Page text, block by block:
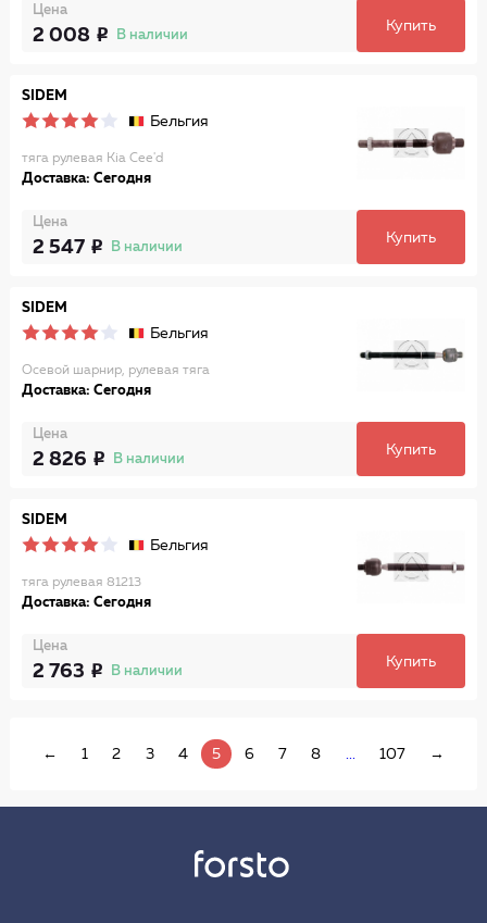
Цена
2 008 В наличии
Купить
SIDEM
Бельгия
тяга рулевая Kia Cee'd
Доставка: Сегодня
Цена
2 547 В наличии
Купить
SIDEM
Бельгия
Осевой шарнир, рулевая тяга
Доставка: Сегодня
Цена
2 826 В наличии
Купить
SIDEM
Бельгия
тяга рулевая 81213
Доставка: Сегодня
Цена
2 763 В наличии
Купить
← 1 2 3 4 5 6 7 8 ... 107 →